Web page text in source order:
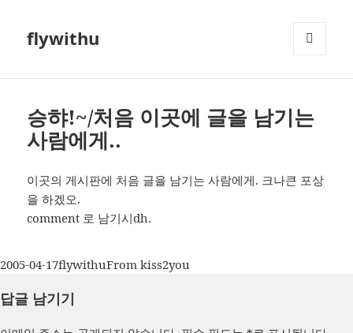
flywithu
승햐!~/처음 이곳에 글을 남기는
사람에게..
이곳의 게시판에 처음 글을 남기는 사람에게. 크나큰 포상
을 하겠오.
comment 로 남기시dh.
작
일
2005-04-17글
이
flywithu카
From kiss2you
답글 남기기